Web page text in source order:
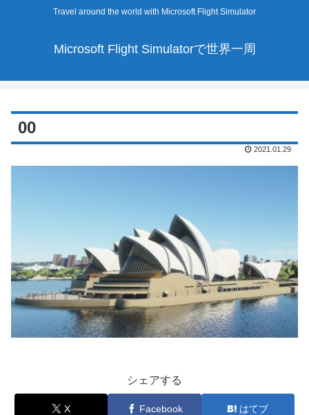
Travel around the world with Microsoft Flight Simulator
Microsoft Flight Simulatorで世界一周
00
2021.01.29
シェアする
X Facebook はてブ